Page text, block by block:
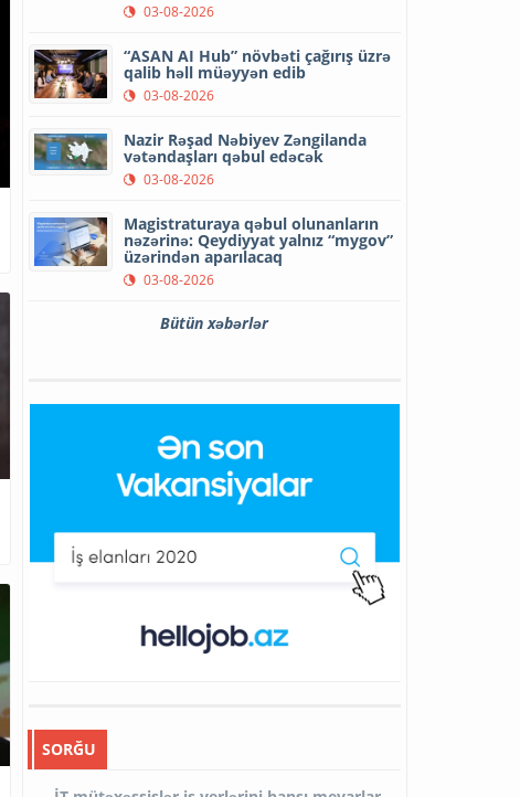
03-08-2026
“ASAN AI Hub” növbəti çağırış üzrə
qalib həll müəyyən edib
03-08-2026
Nazir Rəşad Nəbiyev Zəngilanda
vətəndaşları qəbul edəcək
03-08-2026
Magistraturaya qəbul olunanların
nəzərinə: Qeydiyyat yalnız “mygov”
üzərindən aparılacaq
03-08-2026
Bütün xəbərlər
SORĞU